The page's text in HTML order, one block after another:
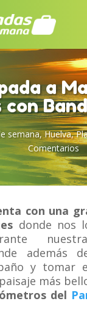
a
con
semana,Huelva,
Comentarios
con una
donde nos
además
y tomar
más
del